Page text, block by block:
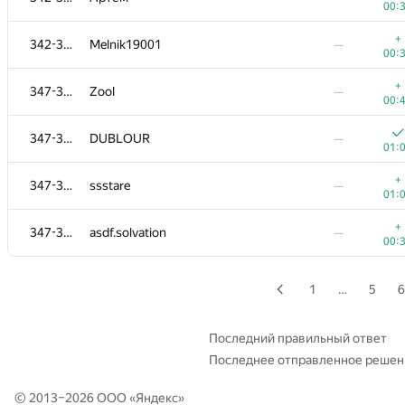
342-346 Melnik19001 —
+
347-351 Zool —
+
347-351 DUBLOUR —
347-351 ssstare —
+
347-351 asdf.solvation —
+
arknave
boris.starkow
gogomaxxaon
332
VisualMaf
—
+2
1 … 5 6
Последний правильный ответ
Последнее отправленное
© 2013–2026 ООО «Яндекс»